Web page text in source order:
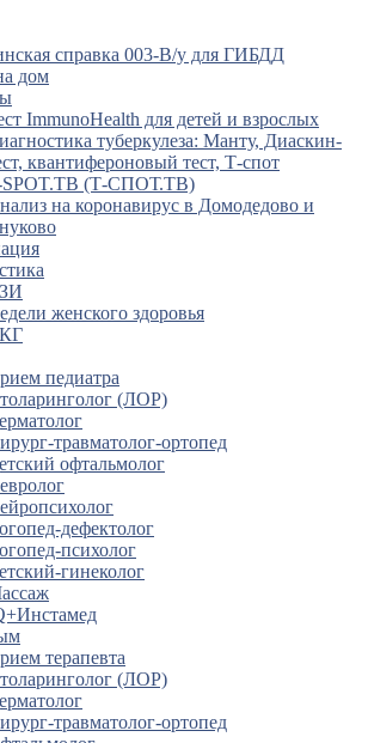
справка 003-В/у для ГИБДД
дом
ImmunoHealth для детей и взрослых
туберкулеза: Манту, Диаскин-
квантифероновый тест, Т-спот
SPOT.TB (Т-СПОТ.ТВ)
на коронавирус в Домодедово и
женского здоровья
педиатра
(ЛОР)
травматолог-ортопед
офтальмолог
дефектолог
психолог
гинеколог
терапевта
(ЛОР)
травматолог-ортопед